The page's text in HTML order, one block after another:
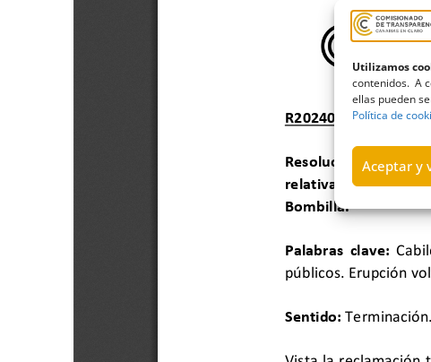
Utilizamos
contenidos. A
ellas pueden
Política de
Aceptar y